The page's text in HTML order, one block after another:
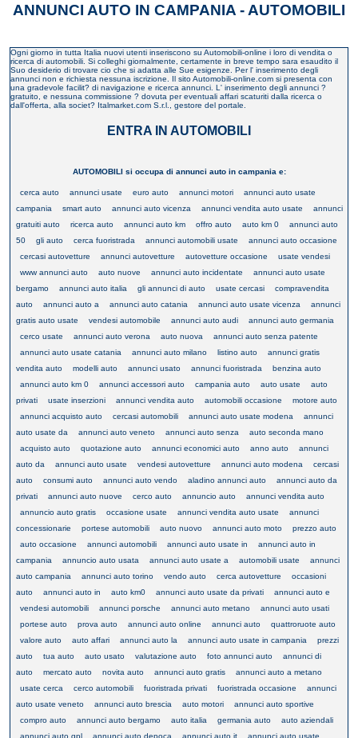
ANNUNCI AUTO IN CAMPANIA - AUTOMOBILI
Ogni giorno in tutta Italia nuovi utenti inseriscono su Automobili-online i loro di vendita o
ricerca di automobili. Si colleghi giornalmente, certamente in breve tempo sara esaudito il
Suo desiderio di trovare cio che si adatta alle Sue esigenze. Per l' inserimento degli
annunci non e richiesta nessuna iscrizione. Il sito Automobili-online.com si presenta con
una gradevole facilit? di navigazione e ricerca annunci. L' inserimento degli annunci ?
gratuito, e nessuna commissione ? dovuta per eventuali affari scaturiti dalla ricerca o
dall'offerta, alla societ? Italmarket.com S.r.l., gestore del portale.
ENTRA IN AUTOMOBILI
AUTOMOBILI si occupa di annunci auto in campania e:
cerca auto annunci usate euro auto annunci motori
annunci auto usate
campania
smart auto annunci auto vicenza annunci vendita auto usate
annunci
gratuiti auto
ricerca auto annunci auto km offro auto auto km 0
annunci auto
50
gli auto cerca fuoristrada annunci automobili usate
annunci auto occasione
cercasi autovetture
annunci autovetture autovetture occasione
usate vendesi
www annunci auto
auto nuove annunci auto incidentate
annunci auto usate
bergamo
annunci auto italia gli annunci di auto usate cercasi
compravendita
auto
annunci auto a annunci auto catania annunci auto usate vicenza
annunci
gratis auto usate
vendesi automobile annunci auto audi
annunci auto germania
cerco usate
annunci auto verona auto nuova
annunci auto senza patente
annunci auto usate catania
annunci auto milano listino auto
annunci gratis
vendita auto
modelli auto annunci usato annunci fuoristrada
benzina auto
annunci auto km 0
annunci accessori auto campania auto auto usate
auto
privati
usate inserzioni annunci vendita auto automobili occasione
motore auto
annunci acquisto auto
cercasi automobili annunci auto usate modena
annunci
auto usate da
annunci auto veneto annunci auto senza
auto seconda mano
acquisto auto
quotazione auto annunci economici auto anno auto
annunci
auto da
annunci auto usate vendesi autovetture annunci auto modena
cercasi
auto
consumi auto annunci auto vendo aladino annunci auto
annunci auto da
privati
annunci auto nuove cerco auto annuncio auto
annunci vendita auto
annuncio auto gratis
occasione usate annunci vendita auto usate
annunci
concessionarie
portese automobili auto nuovo annunci auto moto
prezzo auto
auto occasione
annunci automobili annunci auto usate in
annunci auto in
campania
annuncio auto usata annunci auto usate a automobili usate
annunci
auto campania
annunci auto torino vendo auto cerca autovetture
occasioni
auto
annunci auto in auto km0 annunci auto usate da privati
annunci auto e
vendesi automobili
annunci porsche annunci auto metano
annunci auto usati
portese auto
prova auto annunci auto online annunci auto
quattroruote auto
valore auto
auto affari annunci auto la annunci auto usate in campania
prezzi
auto
tua auto auto usato valutazione auto foto annunci auto
annunci di
auto
mercato auto novita auto annunci auto gratis
annunci auto a metano
usate cerca
cerco automobili fuoristrada privati fuoristrada occasione
annunci
auto usate veneto
annunci auto brescia auto motori
annunci auto sportive
compro auto
annunci auto bergamo auto italia germania auto
auto aziendali
annunci auto gpl
annunci auto depoca annunci auto it
annunci auto usate